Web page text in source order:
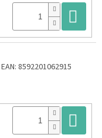
EAN: 8592201062915